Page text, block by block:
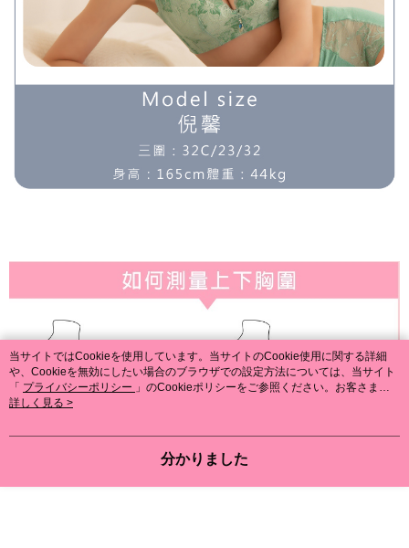
当サイトではCookieを使用しています。当サイトのCookie使用に関する詳細
や、Cookieを無効にしたい場合のブラウザでの設定方法については、当サイト
「 プライバシーポリシー 」のCookieポリシーをご参照ください。お客さま
が、当サイトを引き続き使用される場合、当社がサイト利用規約のCookieポリ
詳しく見る >
分かりました